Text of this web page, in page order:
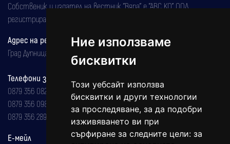
Ние използваме
бисквитки
Този уебсайт използва
бисквитки и други технологии
за проследяване, за да подобри
изживяването ви при
сърфиране за следните цели: за
Собственик и издател на вестник "Вяра" е "АВС КО" ООД,
регистрирана на 08.05.2002 година.
Адрес на редакцията
Град Дупница, ул.''Христо Ботев" 43
Телефони за реклама и абонаменти
0879 356 082
0879 356 098
0879 356 289
Е-мейл